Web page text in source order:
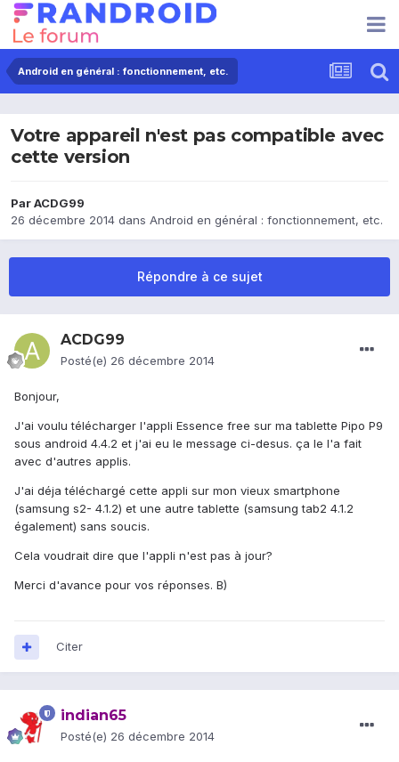
Android en général : fonctionnement, etc.
Votre appareil n'est pas compatible avec
cette version
ParACDG99
26 décembre 2014 dans Android en général : fonctionnement, etc.
Répondre à ce sujet
ACDG99
Posté(e) 26 décembre 2014
Bonjour,
J'ai voulu télécharger l'appli Essence free sur ma tablette Pipo P9
sous android 4.4.2 et j'ai eu le message ci-desus. ça le l'a fait
avec d'autres applis.
J'ai déja téléchargé cette appli sur mon vieux smartphone
(samsung s2- 4.1.2) et une autre tablette (samsung tab2 4.1.2
également) sans soucis.
Cela voudrait dire que l'appli n'est pas à jour?
Merci d'avance pour vos réponses. B)
Citer
indian65
Posté(e) 26 décembre 2014